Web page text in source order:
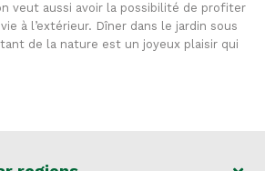
veut aussi avoir la possibilité de profiter
à l’extérieur. Dîner dans le jardin sous
de la nature est un joyeux plaisir qui